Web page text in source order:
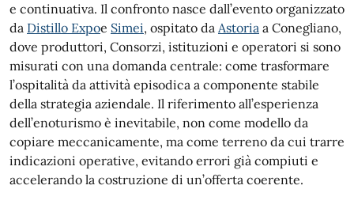
e continuativa. Il confronto nasce dall’evento organizzato
da Distillo Expoe Simei, ospitato da Astoria a Conegliano,
dove produttori, Consorzi, istituzioni e operatori si sono
misurati con una domanda centrale: come trasformare
l’ospitalità da attività episodica a componente stabile
della strategia aziendale. Il riferimento all’esperienza
dell’enoturismo è inevitabile, non come modello da
copiare meccanicamente, ma come terreno da cui trarre
indicazioni operative, evitando errori già compiuti e
accelerando la costruzione di un’offerta coerente.